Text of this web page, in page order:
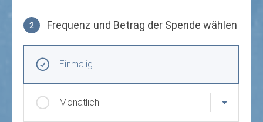
2 Frequenz und Betrag der Spende wählen
Einmalig
Monatlich